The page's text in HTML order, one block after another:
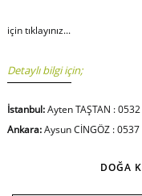
içintıklayınız...
Detaylı bilgi için;
İstanbul:Ayten TAŞTAN :
Ankara:Aysun CİNGÖZ :
DOĞA